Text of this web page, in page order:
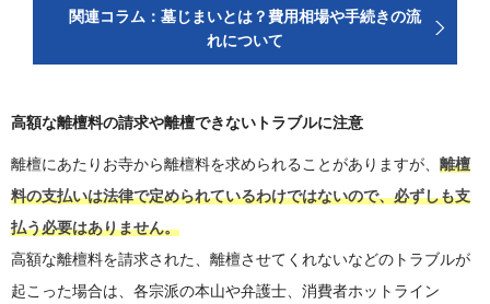
関連コラム：墓じまいとは？費用相場や手続きの流
れについて
高額な離檀料の請求や離檀できないトラブルに注意
離檀にあたりお寺から離檀料を求められることがありますが、 離檀
料の支払いは法律で定められているわけではないので、必ずしも支
払う必要はありません。
高額な離檀料を請求された、離檀させてくれないなどのトラブルが
起こった場合は、各宗派の本山や弁護士、消費者ホットライン